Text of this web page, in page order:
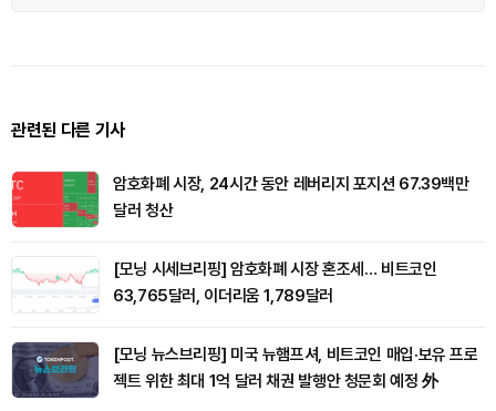
관련된 다른 기사
암호화폐 시장, 24시간 동안 레버리지 포지션 67.39백만
달러 청산
[모닝 시세브리핑] 암호화폐 시장 혼조세… 비트코인
63,765달러, 이더리움 1,789달러
[모닝 뉴스브리핑] 미국 뉴햄프셔, 비트코인 매입·보유 프로
젝트 위한 최대 1억 달러 채권 발행안 청문회 예정 外